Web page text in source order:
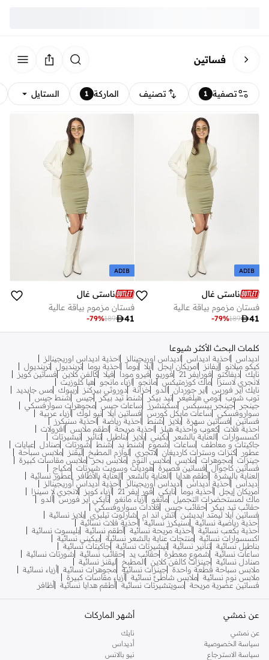
فساتين
تصفية 1 تصنيف الماركة 1 الستايل
ADIB
ناستي غال
فستان مزموم بياقة عالية
41
189
-79%
ADIB
ناستي غال
فستان مزموم بياقة عالية
41
189
-79%
كلمات البحث الأكثر شيوعا
اديداس احذية اديداس اديداس اوريجينالز
احذية اديداس اوريجينالز
كيكو ميلانو
إيفانز امريكان ايجل ايلا بوما احذية بوما ترينديول ترينديول
نايك ديفاكتو فورايفر 21 فوريو فيرو مودا فيلا كالفن كلاين فساتين كويز
لانجري لاسنزا
ماك كوزمتيكس مانجو ازياء مانجو
هيا كلوزيت
نايك اير فورس
اير جوردان الدو خزانة دوروثي بيركنز ريبوك مس جايديد
توب شوب تومي هيلفيغر تيد بيكر شنط تيد بيكر جيس
شنط جيس
جينجر
جينجر بيسيكس سكيتشرز ساعات جيس مجوهرات سوارفسكي
سواروفسكي
ساعات مايكل كورس فساتين ايلا نيو لوك أزياء عربية
فساتين
فساتين سهرة بلايز شنط احذية رياضة
احذية سنيكرز
احذية فلات كعوب واحذية هيلز احذية مريحة اطقم ملابس
افرولات
اكسسوارات
العناية بالشعر بكيني بلايز بناطيل تنانير
تيشيرتات
جاكيتات و معاطف
ساعات شموع شنط يد شنط شورتات صنادل
عبايات
عطور
كنزات وسترات كارديغان لانجري لوازم المطبخ ليقنز
ملابس سباحة
جينزات مجوهرات ملابس ملابس النوم ملابس بحر ملابس مقاسات كبيرة
فساتين كاجوال
فساتين قصيرة هوديات وسويت شيرتات مكياج
العناية بالبشرة أطقم هدايا العناية بالشعر العناية بالأظافر
عطور نسائية
أديداس أحذية أديداس أديداس أوريجينالز
أحذية أديداس أوريجينالز
أمريكان إيجل أحذية بوما نايكي فور إيفر 21 أزياء كويز
لانجري لا سينزا
ماك لمستحضرات التجميل مانغو أزياء مانغو نايكي اير فورس ألدو
حقائب تيد بيكر
حقائب جيس
قلادات سواروفسكي
فساتين ايلا ليمتد ايديشن
اتش اند ام شارلوت تيلبري بلايز نسائية
أحذية رياضية نسائية
سنيكرز نسائية أحذية فلات نسائية
أحذية بكعب نسائية أحذية مريحة نسائية أطقم نسائية بليسوت نسائية
اكسسوارات نسائية منتجات عناية بالشعر نسائية بيكيني نسائية
بناطيل نسائية تنانير نسائية تيشيرتات نسائية جاكيتات نسائية
ساعات نسائية
شموع معطرة حقائب يد حقائب نسائية
شورتات نسائية
صنادل نسائية جينزات كالفن كلاين المطبخ
ليقنز نسائية
ملابس سباحة قطعة واحدة جينزات نسائية مجوهرات نسائية أزياء نسائية
ملابس نوم نسائية ملابس شاطئ نسائية أزياء مقاسات كبيرة
فساتين عصرية مريحة
سويتشيرتات نسائية أطقم هدايا نسائية أظافر
عن نمشي
عن نمشي
سياسة الخصوصية
سياسة الاسترجاع
أشهر الماركات
نايك
أديداس
نيو بالانس